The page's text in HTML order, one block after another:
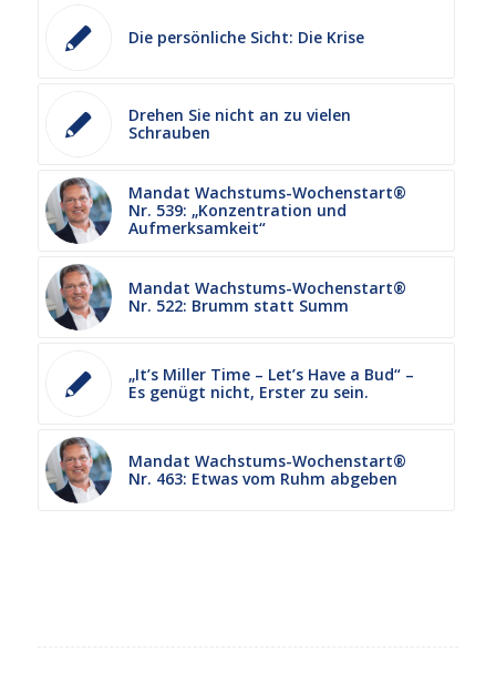
Die persönliche Sicht: Die Krise
Drehen Sie nicht an zu vielen
Schrauben
Mandat Wachstums-Wochenstart®
Nr. 539: „Konzentration und
Aufmerksamkeit“
Mandat Wachstums-Wochenstart®
Nr. 522: Brumm statt Summ
„It’s Miller Time – Let’s Have a Bud“ –
Es genügt nicht, Erster zu sein.
Mandat Wachstums-Wochenstart®
Nr. 463: Etwas vom Ruhm abgeben